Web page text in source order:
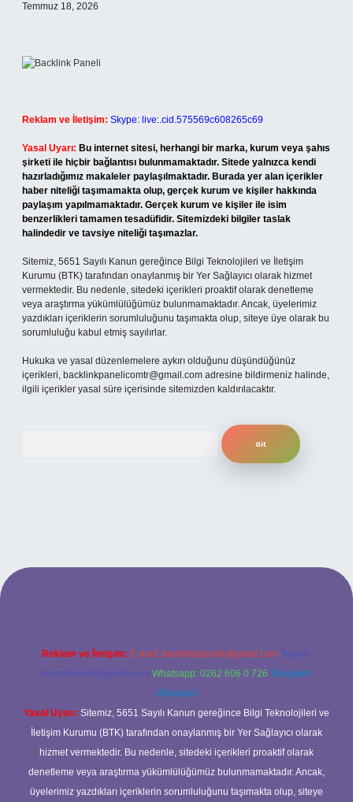
Temmuz 18, 2026
Reklam ve İletişim: Skype: live:.cid.575569c608265c69
Yasal Uyarı: Bu internet sitesi, herhangi bir marka, kurum veya şahıs
şirketi ile hiçbir bağlantısı bulunmamaktadır. Sitede yalnızca kendi
hazırladığımız makaleler paylaşılmaktadır. Burada yer alan içerikler
haber niteliği taşımamakta olup, gerçek kurum ve kişiler hakkında
paylaşım yapılmamaktadır. Gerçek kurum ve kişiler ile isim
benzerlikleri tamamen tesadüfidir. Sitemizdeki bilgiler taslak
halindedir ve tavsiye niteliği taşımazlar.
Sitemiz, 5651 Sayılı Kanun gereğince Bilgi Teknolojileri ve İletişim
Kurumu (BTK) tarafından onaylanmış bir Yer Sağlayıcı olarak hizmet
vermektedir. Bu nedenle, sitedeki içerikleri proaktif olarak denetleme
veya araştırma yükümlülüğümüz bulunmamaktadır. Ancak, üyelerimiz
yazdıkları içeriklerin sorumluluğunu taşımakta olup, siteye üye olarak bu
sorumluluğu kabul etmiş sayılırlar.
Hukuka ve yasal düzenlemelere aykırı olduğunu düşündüğünüz
içerikleri, backlinkpanelicomtr@gmail.com adresine bildirmeniz halinde,
ilgili içerikler yasal süre içerisinde sitemizden kaldırılacaktır.
giriş adresi
Reklam ve İletişim: E-mail: backlinkpaneli@gmail.com Teams:
forumhizmeti@gmail.com Whatsapp: 0262 606 0 726 Telegram:
@karabul
Yasal Uyarı: Sitemiz, 5651 Sayılı Kanun gereğince Bilgi Teknolojileri ve
İletişim Kurumu (BTK) tarafından onaylanmış bir Yer Sağlayıcı olarak
hizmet vermektedir. Bu nedenle, sitedeki içerikleri proaktif olarak
denetleme veya araştırma yükümlülüğümüz bulunmamaktadır. Ancak,
üyelerimiz yazdıkları içeriklerin sorumluluğunu taşımakta olup, siteye